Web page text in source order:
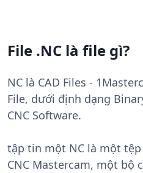
File .NC là file gì?
NC là CAD Files -
File, dưới định dạng
CNC Software.
tập tin một NC là một
CNC Mastercam, một bộ